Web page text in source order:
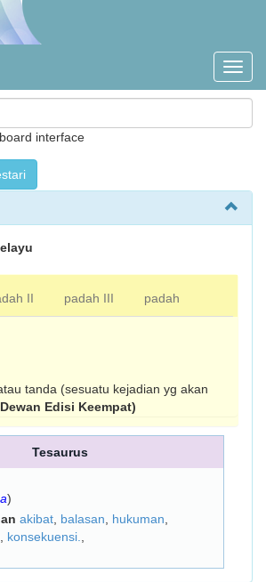
II padah III padah
tanda (sesuatu kejadian yg akan
Edisi Keempat)
Tesaurus
)
akibat balasan hukuman
konsekuensi.